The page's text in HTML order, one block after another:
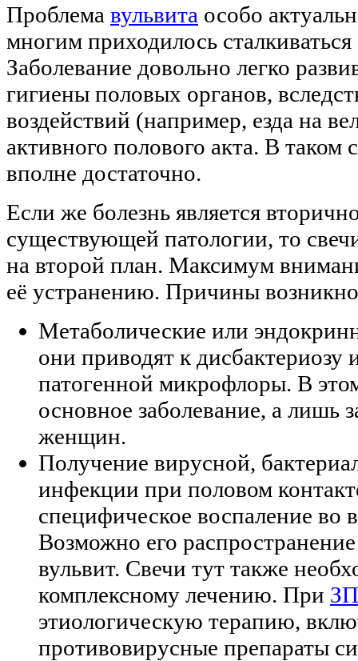
Проблема вульвита особо
многим приходилось
Заболевание довольно легко
гигиены половых органов,
воздействий (например, езда на
активного полового акта. В таком
вполне достаточно.
Если же болезнь является
существующей патологии, то
на второй план. Максимум
её устранению. Причины
Метаболические или
они приводят к
патогенной микрофлоры. В
основное заболевание, а лишь
женщин.
Получение вирусной,
инфекции при половом
специфическое воспаление во
Возможно его
вульвит. Свечи тут также
комплексному лечению. При
этиологическую терапию,
противовирусные препараты